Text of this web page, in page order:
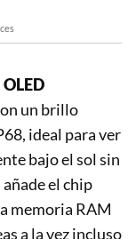
un brillo
ideal para ver
bajo el sol sin
el chip
memoria RAM
a la vez incluso